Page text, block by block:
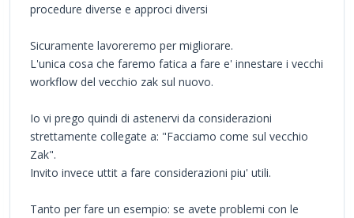
procedure diverse e approci diversi
Sicuramente lavoreremo per migliorare.
L'unica cosa che faremo fatica a fare e' innestare i vecchi
workflow del vecchio zak sul nuovo.
Io vi prego quindi di astenervi da considerazioni
strettamente collegate a: "Facciamo come sul vecchio
Zak".
Invito invece uttit a fare considerazioni piu' utili.
Tanto per fare un esempio: se avete problemi con le